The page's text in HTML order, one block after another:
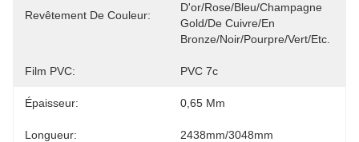
Revêtement De Couleur:
D'or/Rose/bleu/Champagne
Gold/de Cuivre/en
Bronze/noir/pourpre/vert/etc.
Film PVC: PVC 7c
Épaisseur: 0,65 Mm
Longueur: 2438mm/3048mm